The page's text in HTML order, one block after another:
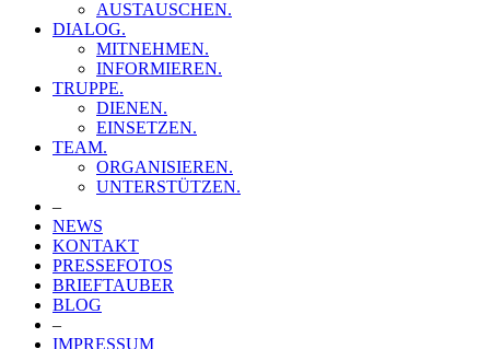
AUSTAUSCHEN.
DIALOG.
MITNEHMEN.
INFORMIEREN.
TRUPPE.
DIENEN.
EINSETZEN.
TEAM.
ORGANISIEREN.
UNTERSTÜTZEN.
–
NEWS
KONTAKT
PRESSEFOTOS
BRIEFTAUBER
BLOG
–
IMPRESSUM